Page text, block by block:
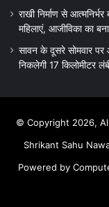
राखी निर्माण से
महिलाएं, आजीविका का
सावन के दूसरे सोमवार पर
निकलेगी 17 किलोमीटर
© Copyright 2026,
Shrikant Sahu
Powered by